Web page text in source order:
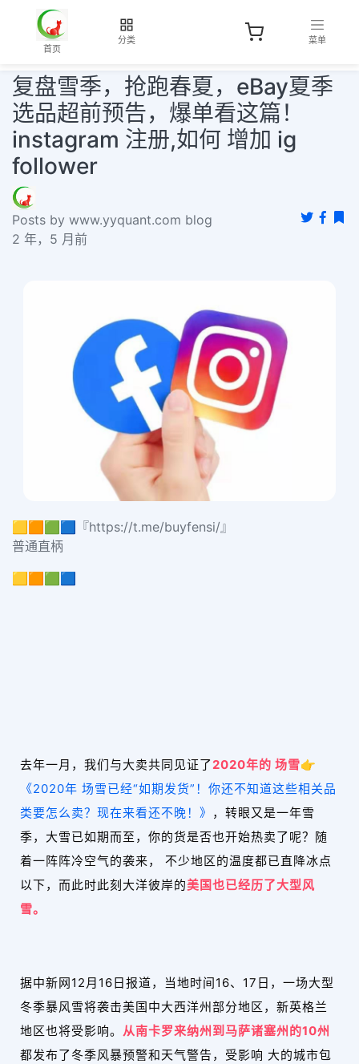
首页
分类 菜单
复盘雪季，抢跑春夏，eBay夏季
选品超前预告，爆单看这篇！
instagram 注册,如何 增加 ig
follower
Posts by www.yyquant.com blog
2 年，5 月前
🟨🟧🟩🟦『https://t.me/buyfensi/』
普通直柄
🟨🟧🟩🟦
去年一月，我们与大卖共同见证了 2020年的 场雪👉
《2020年 场雪已经“如期发货”！你还不知道这些相关品
类要怎么卖？现在来看还不晚！》 ，转眼又是一年雪
季，大雪已如期而至，你的货是否也开始热卖了呢？随
着一阵阵冷空气的袭来， 不少地区的温度都已直降冰点
以下，而此时此刻大洋彼岸的美国也已经历了大型风
雪。
据中新网12月16日报道，当地时间16、17日，一场大型
冬季暴风雪将袭击美国中大西洋州部分地区，新英格兰
地区也将受影响。 从南卡罗来纳州到马萨诸塞州的10州
都发布了冬季风暴预警和天气警告，受影响 大的城市包